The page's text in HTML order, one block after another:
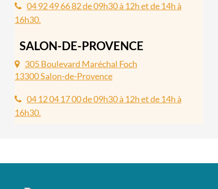
04 92 49 66 82 de 09h30 à 12h et de 14h à
16h30.
SALON-DE-PROVENCE
305 Boulevard Maréchal Foch
13300 Salon-de-Provence
04 12 04 17 00 de 09h30 à 12h et de 14h à
16h30.